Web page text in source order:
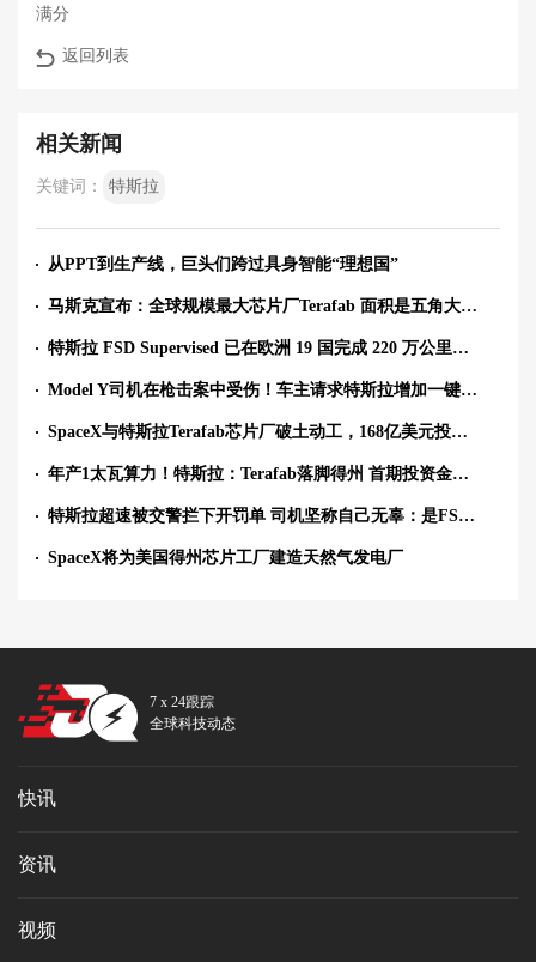
满分
返回列表
相关新闻
关键词： 特斯拉
从PPT到生产线，巨头们跨过具身智能“理想国”
马斯克宣布：全球规模最大芯片厂Terafab 面积是五角大楼50倍
特斯拉 FSD Supervised 已在欧洲 19 国完成 220 万公里训练测试，号称可处理“普通人一生难遇”的极端路况
Model Y司机在枪击案中受伤！车主请求特斯拉增加一键解锁、跑路功能
SpaceX与特斯拉Terafab芯片厂破土动工，168亿美元投资布局逻辑与存储制造
年产1太瓦算力！特斯拉：Terafab落脚得州 首期投资金额168亿美元
特斯拉超速被交警拦下开罚单 司机坚称自己无辜：是FSD自动驾驶开的车
SpaceX将为美国得州芯片工厂建造天然气发电厂
7 x 24跟踪
全球科技动态
快讯
资讯
视频